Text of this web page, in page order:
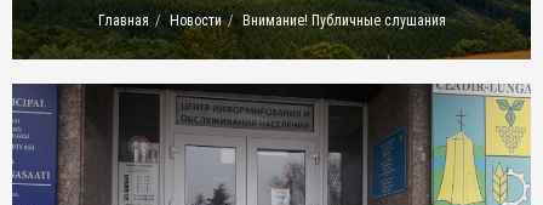
Главная Новости Внимание! Публичные слушания